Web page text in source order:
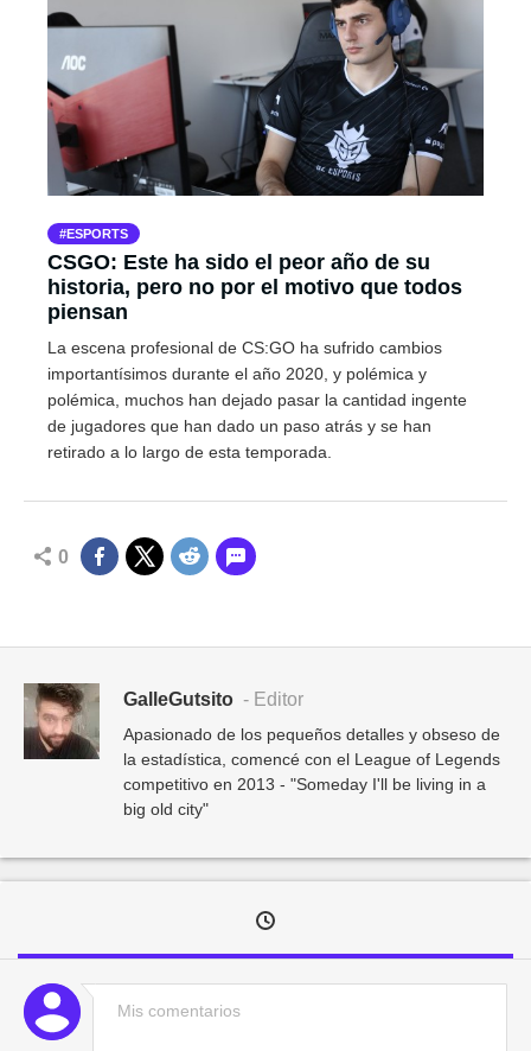
ESPORTS
CSGO: Este ha sido el peor año de su
historia, pero no por el motivo que todos
piensan
La escena profesional de CS:GO ha sufrido cambios
importantísimos durante el año 2020, y polémica y
polémica, muchos han dejado pasar la cantidad ingente
de jugadores que han dado un paso atrás y se han
retirado a lo largo de esta temporada.
0
GalleGutsito - Editor
Apasionado de los pequeños detalles y obseso de
la estadística, comencé con el League of Legends
competitivo en 2013 - "Someday I'll be living in a
big old city"